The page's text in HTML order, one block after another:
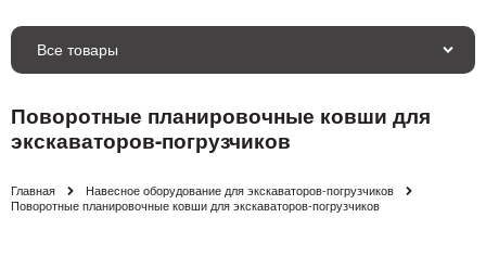
Все товары
Поворотные планировочные ковши для
экскаваторов-погрузчиков
Главная
Навесное оборудование для экскаваторов-погрузчиков
Поворотные планировочные ковши для экскаваторов-погрузчиков